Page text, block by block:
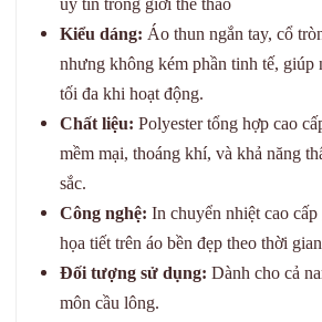
uy tín trong giới thể thao
Kiểu dáng: Áo thun ngắn tay, cổ
nhưng không kém phần tinh tế, giúp
tối đa khi hoạt động.
Chất liệu: Polyester tổng hợp cao
mềm mại, thoáng khí, và khả năng
sắc.
Công nghệ: In chuyển nhiệt cao cấp
họa tiết trên áo bền đẹp theo thời
Đối tượng sử dụng: Dành cho cả
môn cầu lông.